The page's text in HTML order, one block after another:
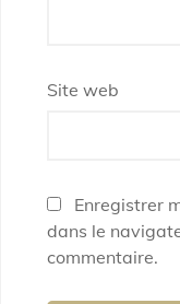
Site web
Enregistrer
dans le
commentaire.